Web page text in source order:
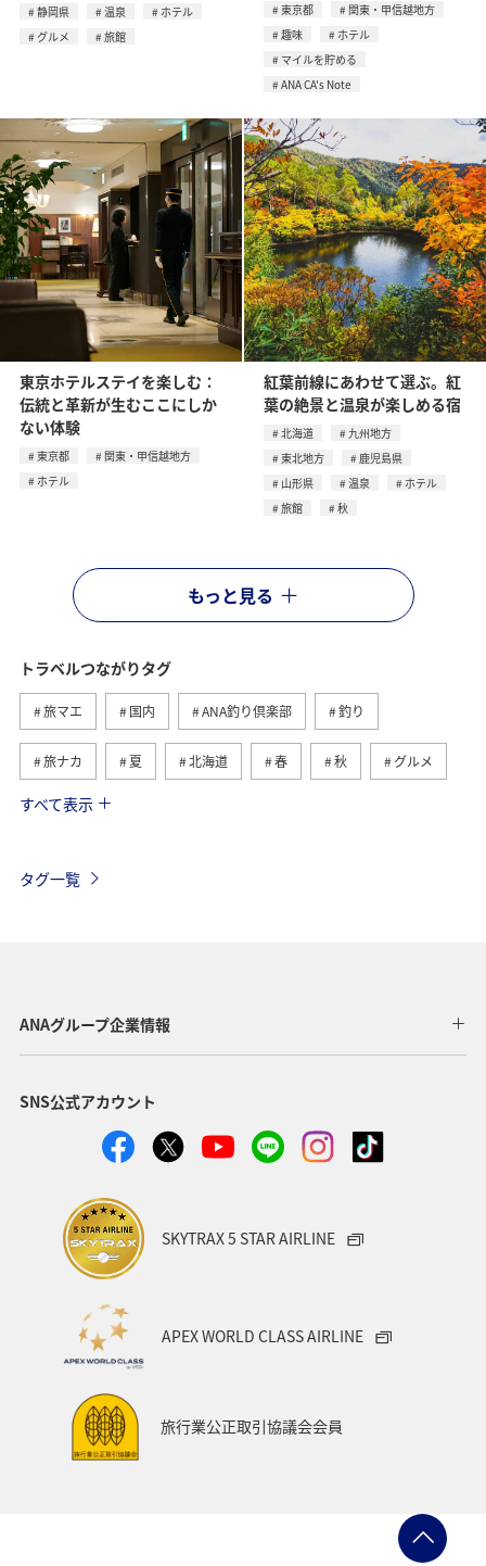
静岡県
温泉
ホテル
グルメ
旅館
東京都
関東・甲信越地方
趣味
ホテル
マイルを貯める
ANA CA's Note
東京ホテルステイを楽しむ：
伝統と革新が生むここにしか
ない体験
東京都
関東・甲信越地方
ホテル
紅葉前線にあわせて選ぶ。紅
葉の絶景と温泉が楽しめる宿
北海道
九州地方
東北地方
鹿児島県
山形県
温泉
ホテル
旅館
秋
もっと見る
トラベルつながりタグ
旅マエ 国内 ANA釣り倶楽部 釣り
旅ナカ 夏 北海道 春 秋 グルメ
海 海外
マイルを貯める トラウト 北陸地方 福岡県
静岡県 ツアー
鹿児島県 栃木県 マダイ
家族旅行
中国地方 アメリカ
イワナ
アメリカ・カナダ・中南米
世界遺産
愛媛県 福島県
フランス
ワーケーション
すべて表示
タグ一覧
ANAグループ企業情報
SNS公式アカウント
SKYTRAX 5 STAR AIRLINE
APEX WORLD CLASS AIRLINE
旅行業公正取引協議会会員